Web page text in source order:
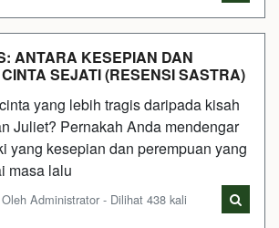
ANTARA KESEPIAN DAN
SEJATI (RESENSI SASTRA)
yang lebih tragis daripada kisah
Juliet? Pernakah Anda mendengar
yang kesepian dan perempuan yang
masa lalu
Administrator - Dilihat 438 kali